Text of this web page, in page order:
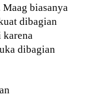
biasanya
dibagian
dibagian